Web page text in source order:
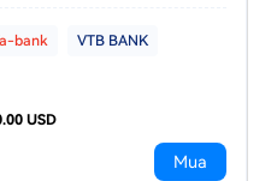
bank VTB BANK
USD
Mua